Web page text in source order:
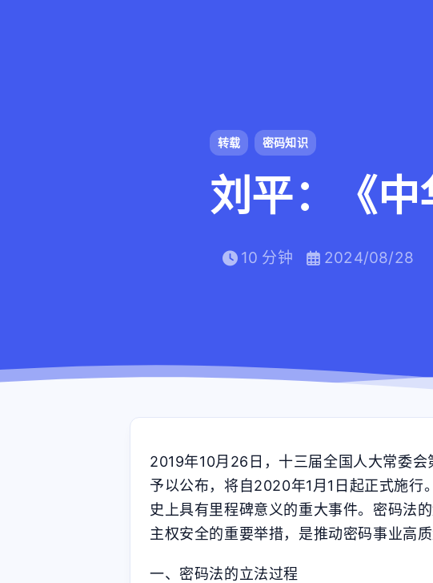
转载 密码知识
刘平：《
10 分钟 2024/08/28
2019年10月26日，十三届全国人大常委
予以公布，将自2020年1月1日起正式施行
史上具有里程碑意义的重大事件。密码法
主权安全的重要举措，是推动密码事业高
一、密码法的立法过程